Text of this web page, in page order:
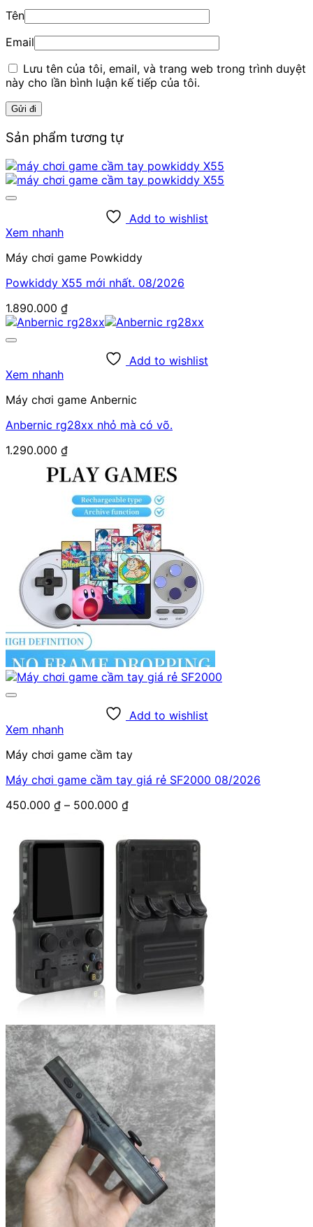
Tên
Email
Lưu tên của tôi, email, và trang web trong trình duyệt
này cho lần bình luận kế tiếp của tôi.
Sản phẩm tương tự
Add to wishlist
Xem nhanh
Máy chơi game Powkiddy
Powkiddy X55 mới nhất. 08/2026
1.890.000 ₫
Add to wishlist
Xem nhanh
Máy chơi game Anbernic
Anbernic rg28xx nhỏ mà có võ.
1.290.000 ₫
Add to wishlist
Xem nhanh
Máy chơi game cầm tay
Máy chơi game cầm tay giá rẻ SF2000 08/2026
450.000 ₫ – 500.000 ₫Khoảng
450.000 ₫
500.000 ₫